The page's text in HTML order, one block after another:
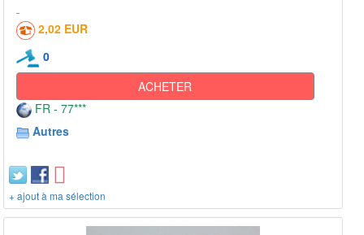
2,02 EUR
0
ACHETER
FR - 77***
Autres
+ ajout à ma sélection